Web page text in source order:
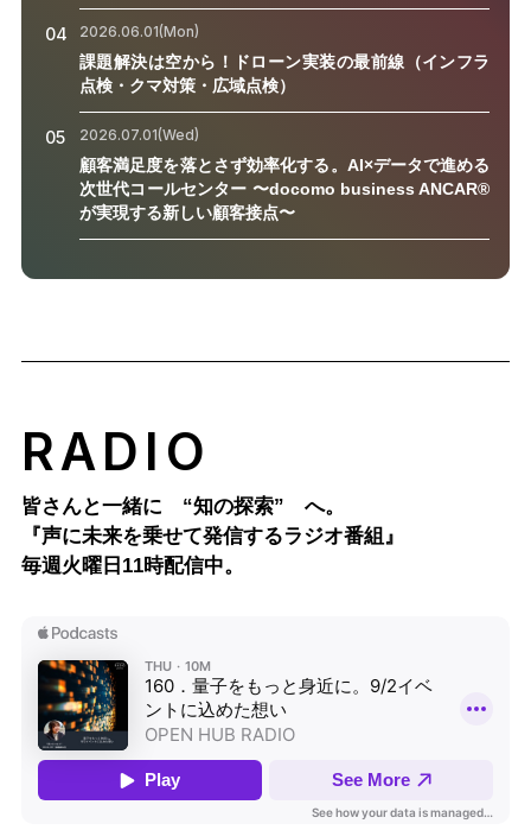
04 2026.06.01(Mon)
課題解決は空から！ドローン実装の最前線（インフラ
点検・クマ対策・広域点検）
05 2026.07.01(Wed)
顧客満足度を落とさず効率化する。AI×データで進める
次世代コールセンター 〜docomo business ANCAR®
が実現する新しい顧客接点〜
RADIO
皆さんと一緒に “知の探索” へ。
『声に未来を乗せて発信するラジオ番組』
毎週火曜日11時配信中。